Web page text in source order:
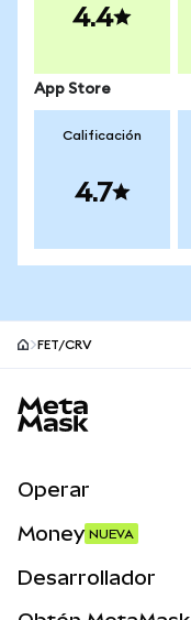
4.4
App Store
Calificación
4.7
FET/CRV
Operar
Money NUEVA
Desarrollador